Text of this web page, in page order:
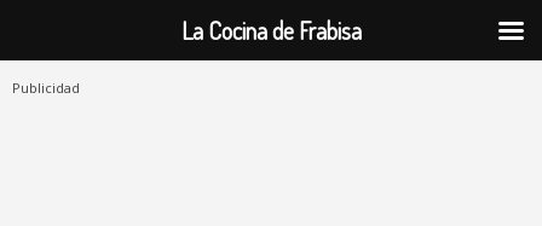
Publicidad
La Cocina de Frabisa